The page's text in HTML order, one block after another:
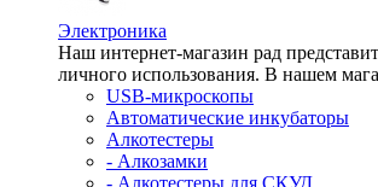
Электроника
Наш интернет-магазин рад
личного использования. В нашем
USB-микроскопы
Автоматические инкубаторы
Алкотестеры
- Алкозамки
- Алкотестеры для СКУД